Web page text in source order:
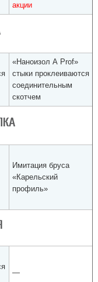
акции
«Наноизол А Prof»
стыки проклеиваются
соединительным
скотчем
Имитация бруса
«Карельский
профиль»
—